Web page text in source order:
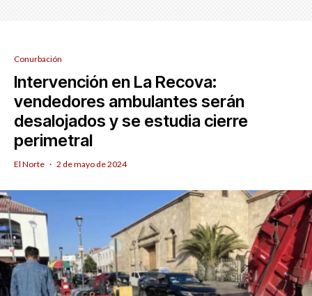
Conurbación
Intervención en La Recova:
vendedores ambulantes serán
desalojados y se estudia cierre
perimetral
El Norte · 2 de mayo de 2024